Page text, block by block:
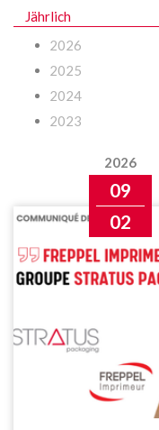
Jährlich
2026
2025
2024
2023
2026
09
02